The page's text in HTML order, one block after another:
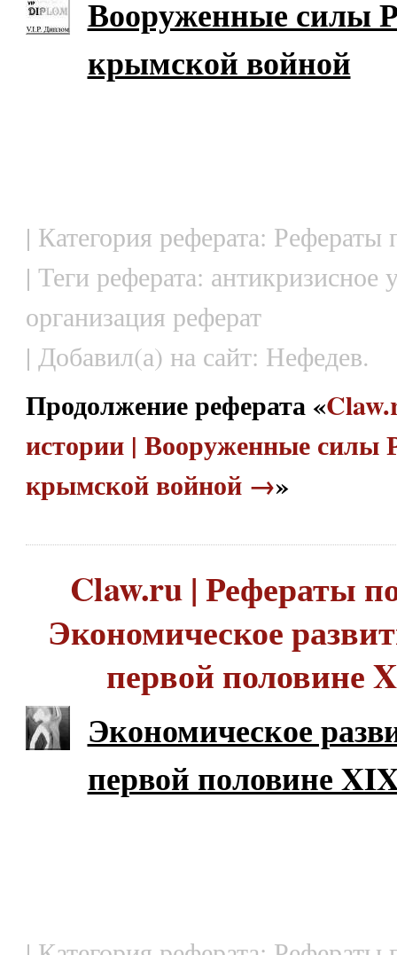
Вооруженные силы
крымской войной
| Категория реферата: Рефераты
| Теги реферата: антикризисное
организация реферат
| Добавил(а) на сайт: Нефедев.
Продолжение реферата «
истории | Вооруженные силы
крымской войной →»
Claw.ru | Рефераты
Экономическое
первой половине
Экономическое
первой половине